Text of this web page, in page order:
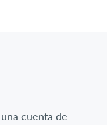
cuenta de